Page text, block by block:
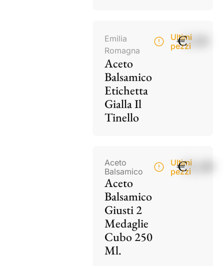
Emilia
Romagna
Aceto
Balsamico
Etichetta
Gialla Il
Tinello
Ultimi
pezzi
€9,50
Aceto
Balsamico
Aceto
Balsamico
Giusti 2
Medaglie
Cubo 250
Ml.
Ultimi
pezzi
€21,00